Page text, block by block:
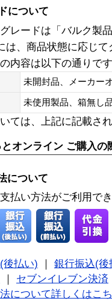
について
レードは「バルク製
は、商品状態に応じ
内容は以下の通りで
未開封品、メーカー
未使用製品、箱無
ては、上記に記載さ
オンライン ご購入の
について
払い方法がご利用で
後払い)
銀行振込(後
セブンイレブン決済
について詳しくはこ